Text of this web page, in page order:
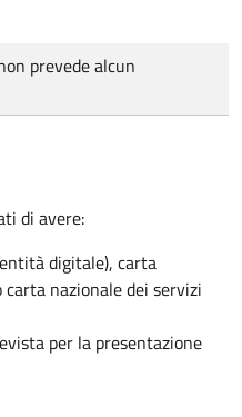
prevede alcun
di avere:
digitale), carta
carta nazionale dei servizi
per la presentazione